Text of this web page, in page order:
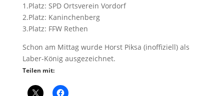
1.Platz: SPD Ortsverein Vordorf
2.Platz: Kaninchenberg
3.Platz: FFW Rethen
Schon am Mittag wurde Horst Piksa (inoffiziell) als
Laber-König ausgezeichnet.
Teilen mit: